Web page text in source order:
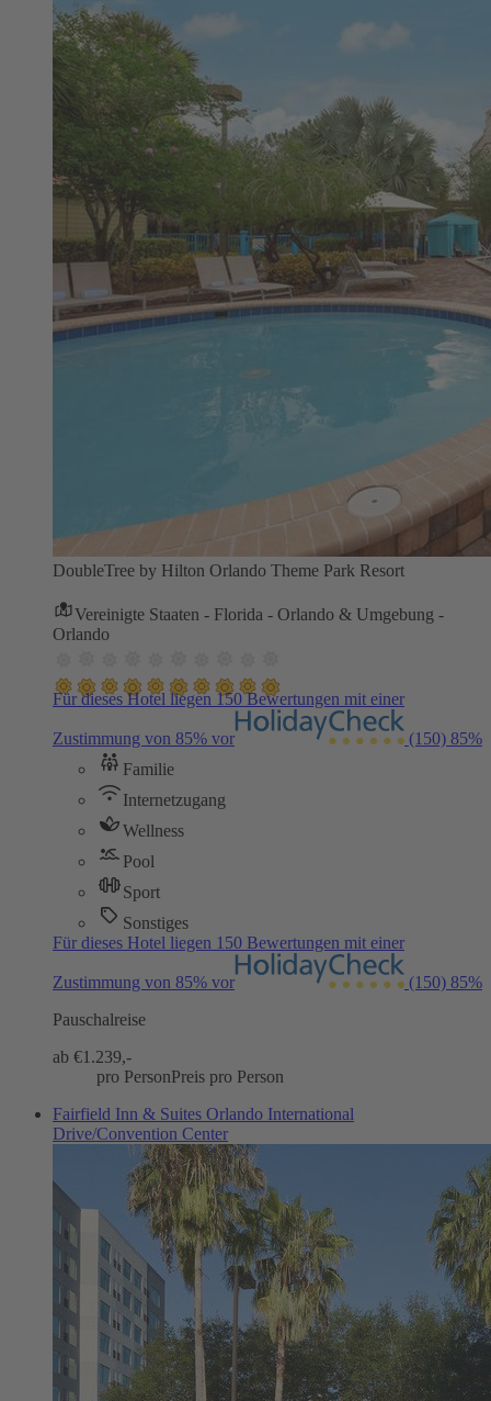
DoubleTree by Hilton Orlando Theme Park Resort
Vereinigte Staaten - Florida - Orlando & Umgebung -
Orlando
Für dieses Hotel liegen 150 Bewertungen mit einer
Zustimmung von 85% vor (150) 85%
Familie
Internetzugang
Wellness
Pool
Sport
Sonstiges
Für dieses Hotel liegen 150 Bewertungen mit einer
Zustimmung von 85% vor (150) 85%
Pauschalreise
ab €1.239,-
pro PersonPreis pro Person
Fairfield Inn & Suites Orlando International
Drive/Convention Center